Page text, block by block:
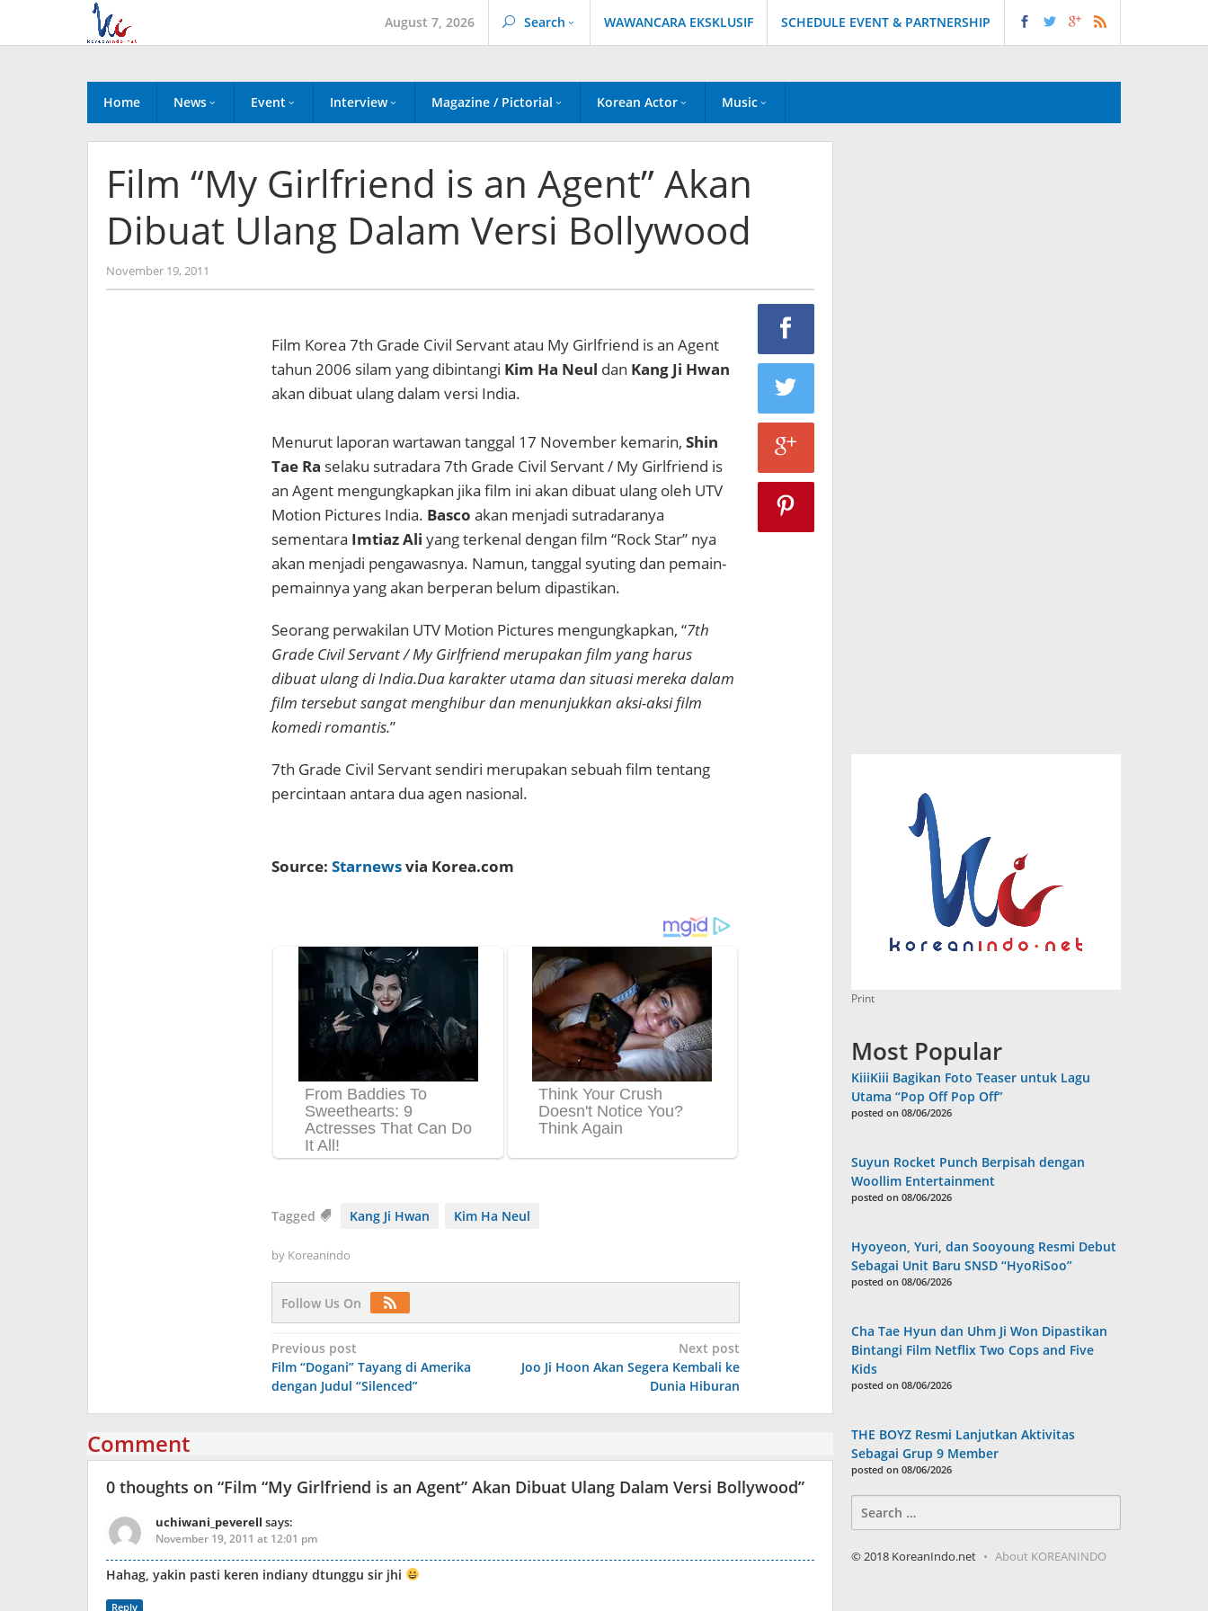
content
August 7, 2026 Search WAWANCARA EKSKLUSIF SCHEDULE EVENT & PARTNERSHIP
Home News Event Interview Magazine / Pictorial Korean Actor Music
Film “My Girlfriend is an Agent” Akan
Dibuat Ulang Dalam Versi Bollywood
November 19, 2011
Koreanindo
Film Korea 7th Grade Civil Servant atau My Girlfriend is an Agent
tahun 2006 silam yang dibintangi Kim Ha Neul dan Kang Ji Hwan
akan dibuat ulang dalam versi India.
Menurut laporan wartawan tanggal 17 November kemarin, Shin
Tae Ra selaku sutradara 7th Grade Civil Servant / My Girlfriend is
an Agent mengungkapkan jika film ini akan dibuat ulang oleh UTV
Motion Pictures India. Basco akan menjadi sutradaranya
sementara Imtiaz Ali yang terkenal dengan film “Rock Star” nya
akan menjadi pengawasnya. Namun, tanggal syuting dan pemain-
pemainnya yang akan berperan belum dipastikan.
Seorang perwakilan UTV Motion Pictures mengungkapkan, “7th
Grade Civil Servant / My Girlfriend merupakan film yang harus
dibuat ulang di India.Dua karakter utama dan situasi mereka dalam
film tersebut sangat menghibur dan menunjukkan aksi-aksi film
komedi romantis.”
7th Grade Civil Servant sendiri merupakan sebuah film tentang
percintaan antara dua agen nasional.
Source: Starnewsvia Korea.com
Tagged Kang Ji Hwan Kim Ha Neul
by Koreanindo
Follow Us On
Post
navigation
Previous post
Film “Dogani” Tayang di Amerika
dengan Judul “Silenced”
Next post
Joo Ji Hoon Akan Segera Kembali ke
Dunia Hiburan
Comment
0 thoughts on “Film “My Girlfriend is an Agent” Akan Dibuat Ulang Dalam Versi Bollywood”
uchiwani_peverell says:
November 19, 2011 at 12:01 pm
Hahag, yakin pasti keren indiany dtunggu sir jhi
Reply
Print
Most Popular
KiiiKiii Bagikan Foto Teaser untuk Lagu
Utama “Pop Off Pop Off”
posted on 08/06/2026
Suyun Rocket Punch Berpisah dengan
Woollim Entertainment
posted on 08/06/2026
Hyoyeon, Yuri, dan Sooyoung Resmi Debut
Sebagai Unit Baru SNSD “HyoRiSoo”
posted on 08/06/2026
Cha Tae Hyun dan Uhm Ji Won Dipastikan
Bintangi Film Netflix Two Cops and Five
Kids
posted on 08/06/2026
THE BOYZ Resmi Lanjutkan Aktivitas
Sebagai Grup 9 Member
posted on 08/06/2026
for:
© 2018 KoreanIndo.net About KOREANINDO